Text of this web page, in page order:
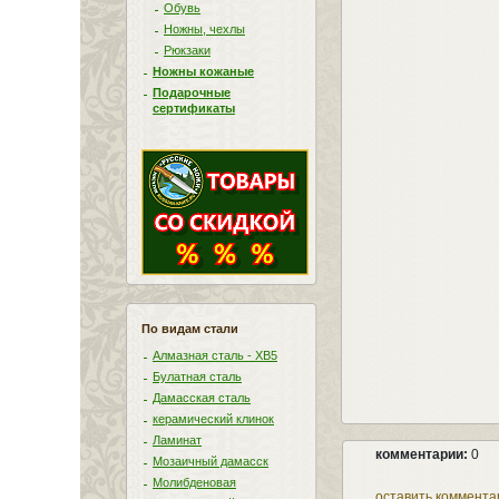
Обувь
Ножны, чехлы
Рюкзаки
Ножны кожаные
Подарочные
сертификаты
По видам стали
Алмазная сталь - ХВ5
Булатная сталь
Дамасская сталь
керамический клинок
Ламинат
Мозаичный дамасск
Молибденовая
комментарии: 0